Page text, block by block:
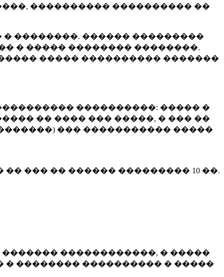
���������� ���������� ��
��������. ������ ���������
� ����� �������� ��������.
����� ���������� �������
����������: ����� �
�� ���� ��� �����, � ��� ��
��� ����������� �����
�� ��� �� ������ ��������� 10 ��.
������������, � �����
�������� ���������� � �����